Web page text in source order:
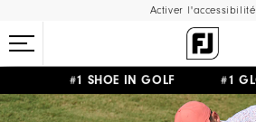
Activer l'accessibilité
#1 SHOE IN GOLF #1
LIVRAISON OFFERTEDÈS 99€+&